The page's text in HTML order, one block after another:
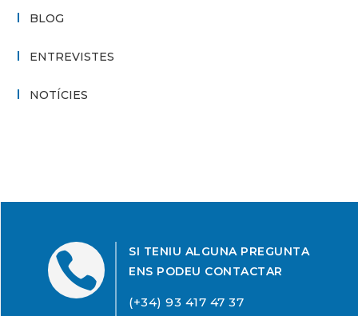
BLOG
ENTREVISTES
NOTÍCIES

SI TENIU ALGUNA PREGUNTA
ENS PODEU CONTACTAR
(+34) 93 417 47 37